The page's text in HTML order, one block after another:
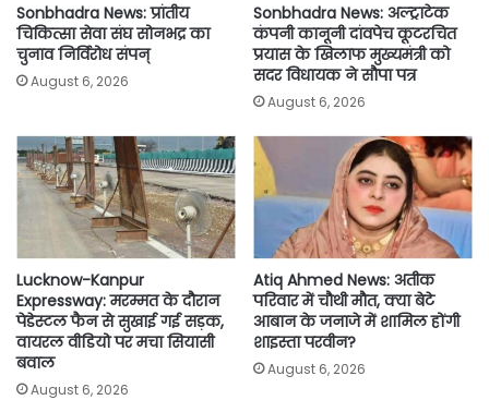
Sonbhadra News: प्रांतीय
चिकित्सा सेवा संघ सोनभद्र का
चुनाव निर्विरोध संपन्
August 6, 2026
Sonbhadra News: अल्ट्राटेक
कंपनी कानूनी दांवपेच कूटरचित
प्रयास के खिलाफ मुख्यमंत्री को
सदर विधायक ने सौपा पत्र
August 6, 2026
Lucknow-Kanpur
Expressway: मरम्मत के दौरान
पेडेस्टल फैन से सुखाई गई सड़क,
वायरल वीडियो पर मचा सियासी
बवाल
August 6, 2026
Atiq Ahmed News: अतीक
परिवार में चौथी मौत, क्या बेटे
आबान के जनाजे में शामिल होंगी
शाइस्ता परवीन?
August 6, 2026